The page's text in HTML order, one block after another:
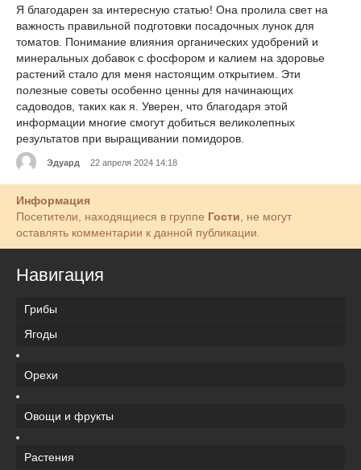
Я благодарен за интересную статью! Она пролила свет на
важность правильной подготовки посадочных лунок для
томатов. Понимание влияния органических удобрений и
минеральных добавок с фосфором и калием на здоровье
растений стало для меня настоящим открытием. Эти
полезные советы особенно ценны для начинающих
садоводов, таких как я. Уверен, что благодаря этой
информации многие смогут добиться великолепных
результатов при выращивании помидоров.
Эдуард 22 апреля 2024 14:18
Информация
Посетители, находящиеся в группе Гости, не могут
оставлять комментарии к данной публикации.
Навигация
Грибы
Ягоды
Орехи
Овощи и фрукты
Растения